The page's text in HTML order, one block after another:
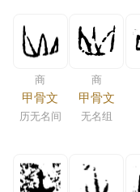
商
甲骨文
历无名间
商
甲骨文
无名组